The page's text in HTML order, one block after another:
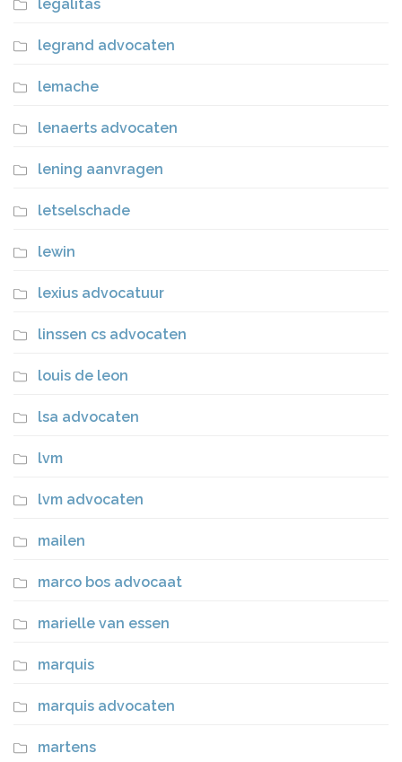
legalitas
legrand advocaten
lemache
lenaerts advocaten
lening aanvragen
letselschade
lewin
lexius advocatuur
linssen cs advocaten
louis de leon
lsa advocaten
lvm
lvm advocaten
mailen
marco bos advocaat
marielle van essen
marquis
marquis advocaten
martens